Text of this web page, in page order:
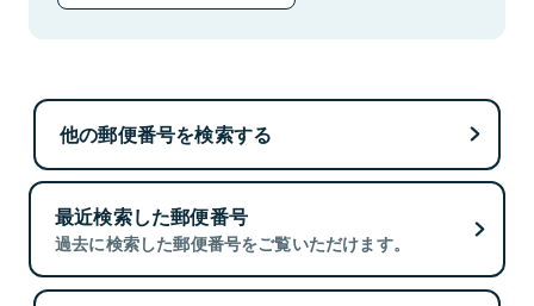
他の郵便番号を検索する
最近検索した郵便番号
過去に検索した郵便番号をご覧いただけます。